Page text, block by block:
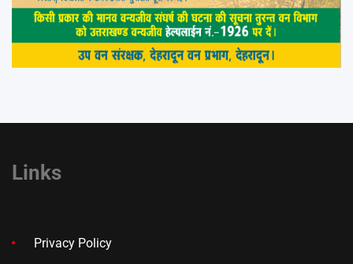
Links
Privacy Policy